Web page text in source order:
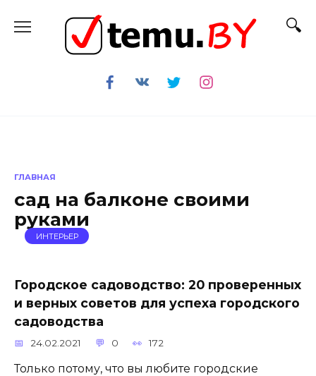
содержанию
ГЛАВНАЯ
сад на балконе своими
руками
ИНТЕРЬЕР
Городское садоводство: 20 проверенных
и верных советов для успеха городского
садоводства
24.02.2021 0 172
Только потому, что вы любите городские